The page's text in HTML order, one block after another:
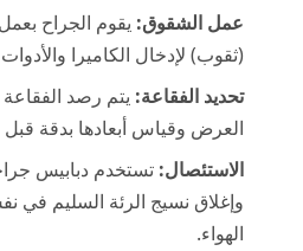
عمل الشقوق:
(ثقوب) لإدخال الكاميرا
تحديد الفقاعة: يتم رصد
العرض وقياس أبعادها بدقة قبل
الاستئصال: تستخدم دبابيس
وإغلاق نسيج الرئة السليم في
الهواء.